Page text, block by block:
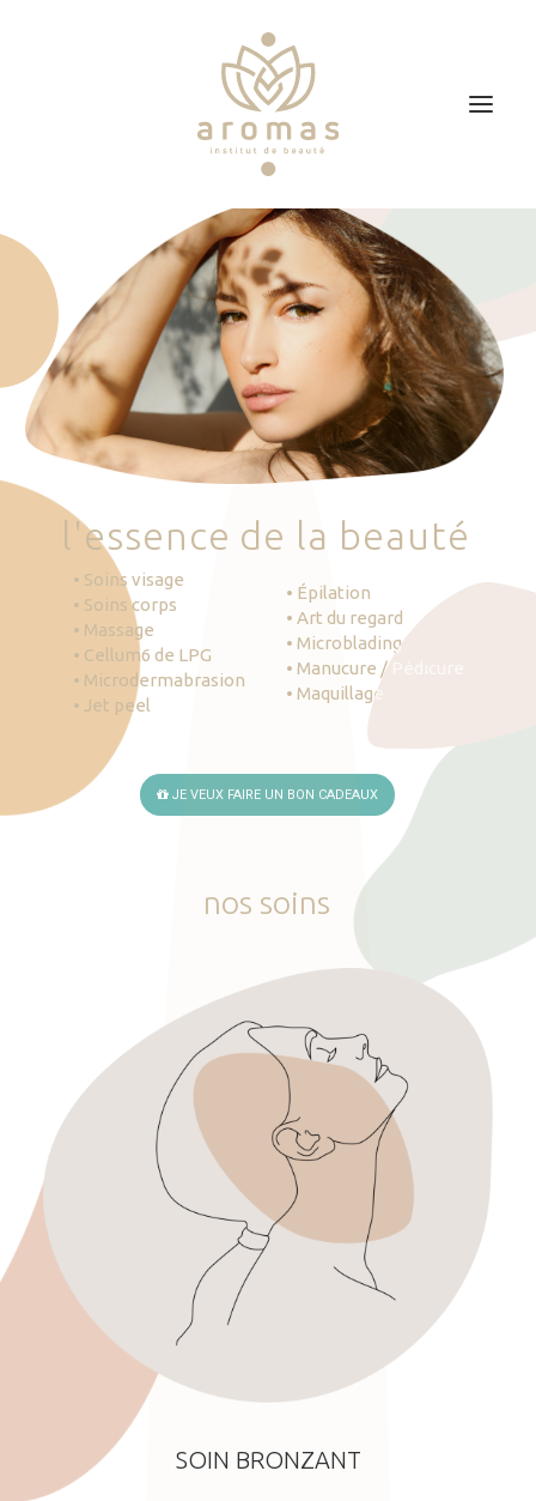
Soins
Je veux faire un bon cadeau
Plan d’accès
Prendre RDV
'essence de la beauté
• Soins visage
• Soins corps
• Massage
• Cellum6 de LPG
• Microdermabrasion
• Jet peel
• Épilation
• Art du regard
• Microblading
• Manucure / Pédicure
• Maquillage
JE VEUX FAIRE UN BON CADEAUX
nos soins
SOIN BRONZANT